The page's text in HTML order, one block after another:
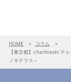
HOME
コラム
【東京都】charimeshi チ
ノキテラス～